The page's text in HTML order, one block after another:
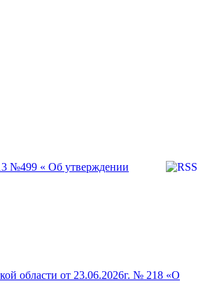
№499 « Об утверждении
области от 23.06.2026г. № 218 «О